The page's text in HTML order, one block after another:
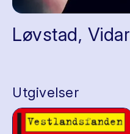
Løvstad, Vidar
Utgivelser